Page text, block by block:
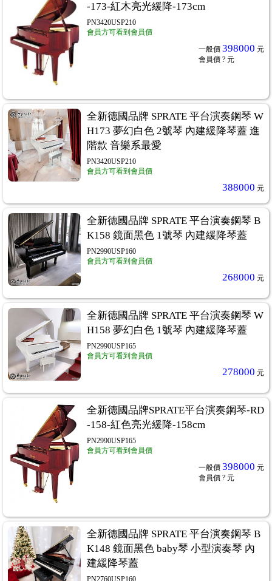
-173-紅木亮光緩降-173cm
PN3420USP210
會員方可看到會員價
一般價 398000 元
會員價 ? 元
全新德國品牌 SPRATE 平台演奏鋼琴 W
H173 夢幻白色 2號琴 內建緩降琴蓋 進
階款 音樂系最愛
PN3420USP210
會員方可看到會員價
388000 元
全新德國品牌 SPRATE 平台演奏鋼琴 B
K158 鏡面黑色 1號琴 內建緩降琴蓋
PN2990USP160
會員方可看到會員價
268000 元
全新德國品牌 SPRATE 平台演奏鋼琴 W
H158 夢幻白色 1號琴 內建緩降琴蓋
PN2990USP165
會員方可看到會員價
278000 元
全新德國品牌SPRATE平台演奏鋼琴-RD
-158-紅色亮光緩降-158cm
PN2990USP165
會員方可看到會員價
一般價 398000 元
會員價 ? 元
全新德國品牌 SPRATE 平台演奏鋼琴 B
K148 鏡面黑色 baby琴 小型演奏琴 內
建緩降琴蓋
PN2760USP160